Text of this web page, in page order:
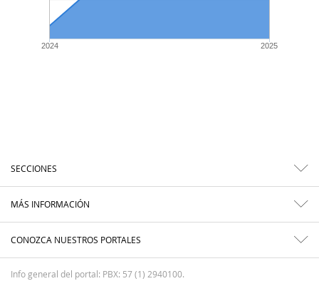
2024 2025
SECCIONES
MÁS INFORMACIÓN
CONOZCA NUESTROS PORTALES
Info general del portal: PBX: 57 (1) 2940100.